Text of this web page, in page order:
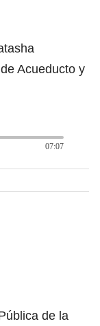
Acueducto y
07:07
de la